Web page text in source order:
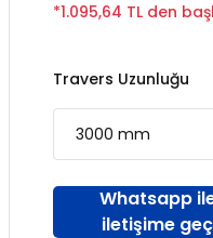
*1.095,64 TL den
Travers Uzunluğu
Whatsapp
iletişime geç